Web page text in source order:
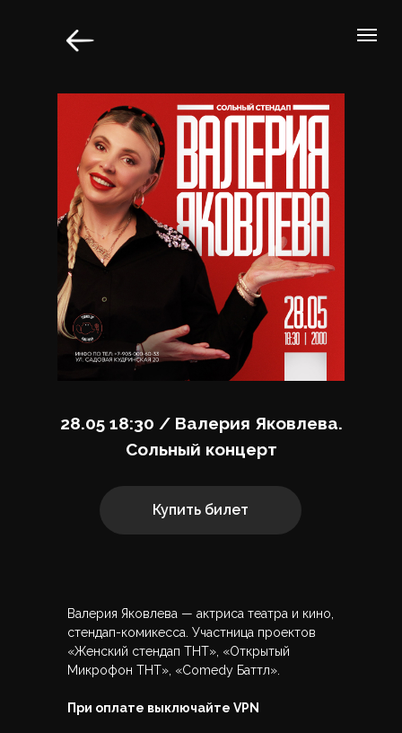
Валерия Яковлева — актриса театра и кино,
стендап-комикесса. Участница проектов
«Женский стендап ТНТ», «Открытый
Микрофон ТНТ», «Comedy Баттл».
При оплате выключайте VPN
28.05 18:30 / Валерия Яковлева.
Сольный концерт
Купить билет